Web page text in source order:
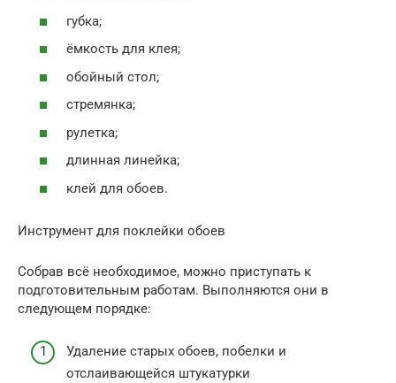
губка;
ёмкость для клея;
обойный стол;
стремянка;
рулетка;
длинная линейка;
клей для обоев.
Инструмент для поклейки обоев
Собрав всё необходимое, можно приступать к
подготовительным работам. Выполняются они в
следующем порядке:
Удаление старых обоев, побелки и
отслаивающейся штукатурки